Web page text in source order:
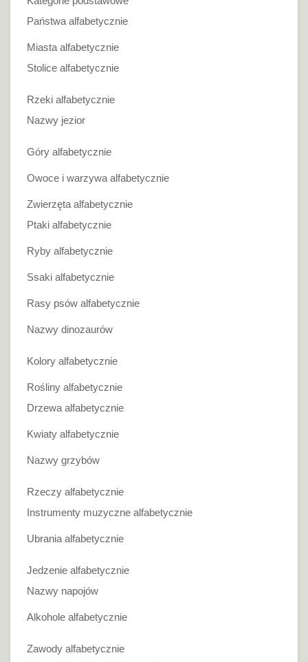
Państwa alfabetycznie
Miasta alfabetycznie
Stolice alfabetycznie
Rzeki alfabetycznie
Nazwy jezior
Góry alfabetycznie
Owoce i warzywa alfabetycznie
Zwierzęta alfabetycznie
Ptaki alfabetycznie
Ryby alfabetycznie
Ssaki alfabetycznie
Rasy psów alfabetycznie
Nazwy dinozaurów
Kolory alfabetycznie
Rośliny alfabetycznie
Drzewa alfabetycznie
Kwiaty alfabetycznie
Nazwy grzybów
Rzeczy alfabetycznie
Instrumenty muzyczne alfabetycznie
Ubrania alfabetycznie
Jedzenie alfabetycznie
Nazwy napojów
Alkohole alfabetycznie
Zawody alfabetycznie